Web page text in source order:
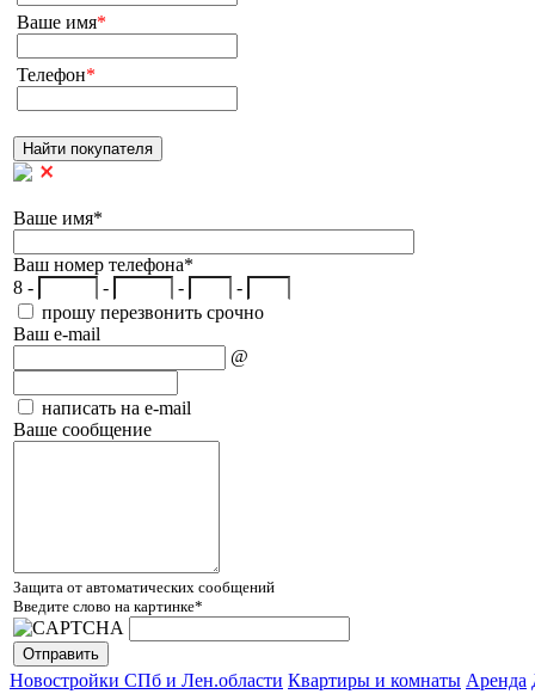
Ваше имя*
Телефон*
Ваше имя*
Ваш номер телефона*
8 -
- -
-
прошу перезвонить срочно
Ваш e-mail
@
написать на e-mail
Ваше сообщение
Защита от автоматических сообщений
Введите слово на картинке*
Новостройки СПб и Лен.области Квартиры и комнаты Аренда